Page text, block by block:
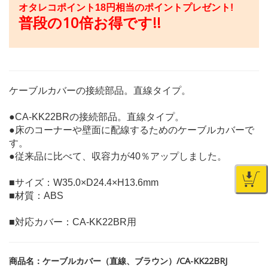
オタレコポイント 18円相当のポイントプレゼント!
普段の10倍お得です!!
ケーブルカバーの接続部品。直線タイプ。
●CA-KK22BRの接続部品。直線タイプ。
●床のコーナーや壁面に配線するためのケーブルカバーで
す。
●従来品に比べて、収容力が40％アップしました。
■サイズ：W35.0×D24.4×H13.6mm
■材質：ABS
■対応カバー：CA-KK22BR用
商品名：ケーブルカバー（直線、ブラウン）/CA-KK22BRJ